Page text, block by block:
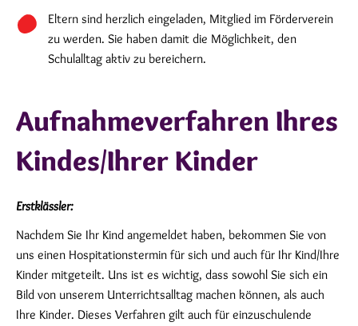
Eltern sind herzlich eingeladen, Mitglied im Förderverein
zu werden. Sie haben damit die Möglichkeit, den
Schulalltag aktiv zu bereichern.
Aufnahmeverfahren Ihres
Kindes/Ihrer Kinder
Erstklässler:
Nachdem Sie Ihr Kind angemeldet haben, bekommen Sie von
uns einen Hospitationstermin für sich und auch für Ihr Kind/Ihre
Kinder mitgeteilt. Uns ist es wichtig, dass sowohl Sie sich ein
Bild von unserem Unterrichtsalltag machen können, als auch
Ihre Kinder. Dieses Verfahren gilt auch für einzuschulende